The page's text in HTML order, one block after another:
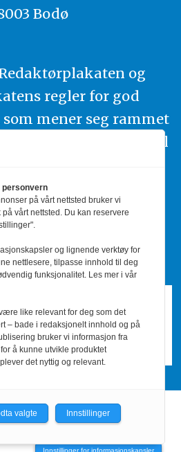
Bodø
og
regler for god
mener seg rammet
oppfordres til
Du kan
til Pressens Faglige
.
Labrador CMS
Innstillinger for informasjonskapsler
personvern
på vårt nettsted bruker vi
vårt nettsted. Du kan reservere
og lignende verktøy for
nettlesere, tilpasse innhold til deg
funksjonalitet. Les mer i vår
like relevant for deg som det
– bade i redaksjonelt innhold og på
bruker vi informasjon fra
å kunne utvikle produktet
det nyttig og relevant.
valgte Innstillinger